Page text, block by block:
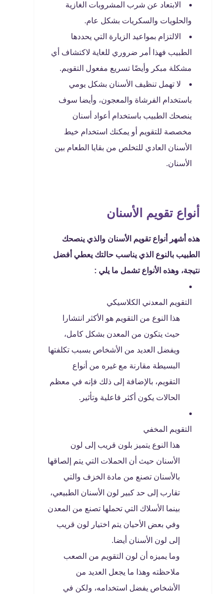
الابتعاد عن شرب المشروبات الغازية
والحلويات والسكريات بشكل عام.
الالتزام بمواعيد الزيارة التي يحددها
الطبيب فهذا أمر ضروري للغاية لاكتشاف أي
مشكلة مبكر وأيضًا تسريع مفعول التقويم.
لا تهمل تنظيف الأسنان بشكل يومي
باستخدام الفرشاة والمعجون، وأيضا سوف
ينصحك الطبيب باستخدام أعواد أسنان
مخصصة للتقويم أو يمكنك استخدام خيط
الأسنان العادي للتخلص من بقايا الطعام بين
الأسنان.
أنواع تقويم الأسنان
هذه أشهر أنواع تقويم الأسنان والذي ينصحك
الطبيب بالنوع الذي يناسب حالتك يعطي أفضل
نتيجة، وهذه الأنواع تشمل ما يلي :
التقويم المعدني الكلاسيكي
هذا النوع من التقويم هو الأكثر انتشارا
حيث يتكون من المعدن بشكل كامل،
ويفضل العديد من الأشخاص بسبب تكلفتها
البسيطة مقارنة مع غيره من أنواع
التقويم، بالإضافة إلى ذلك فإنه في معظم
الحالات يكون أكثر فاعلية وتأثير.
التقويم المخفي
هذا النوع يتميز بلون قريب إلى لون
الأسنان حيث أن الحملات التي يتم إلصاقها
بالأسنان تصنع من مادة الخزف والتي
تقارب إلى حد كبير لون الأسنان الطبيعي،
بينما الأسلاك التي تحملها تصنع من المعدن
وفي بعض الأحيان يتم اختيار لون قريب
إلى لون الأسنان أيضا.
وما يميزه أن لون التقويم من الصعب
ملاحظته وهذا ما يجعل العديد من
الأشخاص يفضل استخدامه، ولكن في